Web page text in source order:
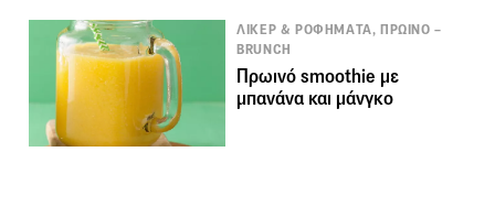
ΛΙΚΕΡ & ΡΟΦΗΜΑΤΑ, ΠΡΩΙΝΟ –
BRUNCH
Πρωινό smoothie με
μπανάνα και μάνγκο